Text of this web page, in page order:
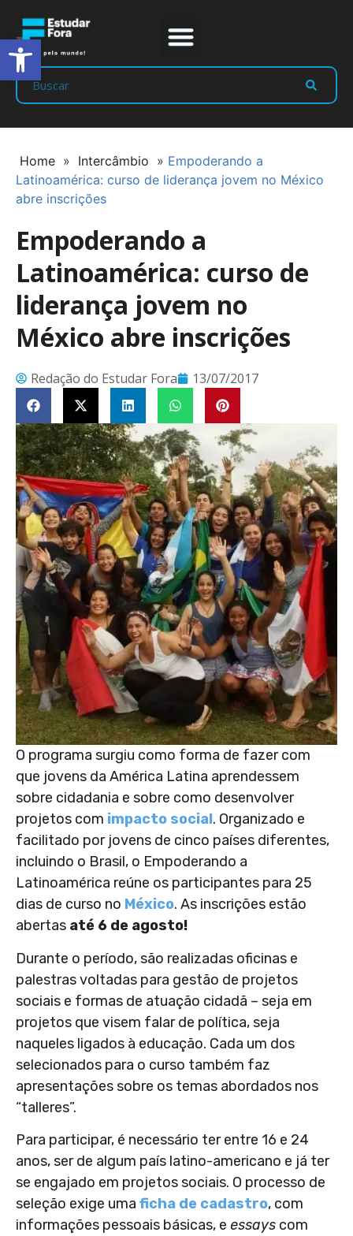
Home » Intercâmbio » Empoderando a
Latinoamérica: curso de liderança jovem no México
abre inscrições
Empoderando a
Latinoamérica: curso de
liderança jovem no
México abre inscrições
Redação do Estudar Fora 13/07/2017
O programa surgiu como forma de fazer com
que jovens da América Latina aprendessem
sobre cidadania e sobre como desenvolver
projetos com impacto social. Organizado e
facilitado por jovens de cinco países diferentes,
incluindo o Brasil, o Empoderando a
Latinoamérica reúne os participantes para 25
dias de curso no México. As inscrições estão
abertas até 6 de agosto!
Durante o período, são realizadas oficinas e
palestras voltadas para gestão de projetos
sociais e formas de atuação cidadã – seja em
projetos que visem falar de política, seja
naqueles ligados à educação. Cada um dos
selecionados para o curso também faz
apresentações sobre os temas abordados nos
“talleres”.
Para participar, é necessário ter entre 16 e 24
anos, ser de algum país latino-americano e já ter
se engajado em projetos sociais. O processo de
seleção exige uma ficha de cadastro, com
informações pessoais básicas, e essays com
Abrir a barra de ferramentas